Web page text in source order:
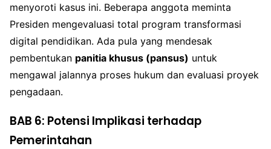
menyoroti kasus ini. Beberapa anggota meminta
Presiden mengevaluasi total program transformasi
digital pendidikan. Ada pula yang mendesak
pembentukan panitia khusus (pansus) untuk
mengawal jalannya proses hukum dan evaluasi proyek
pengadaan.
BAB 6: Potensi Implikasi terhadap
Pemerintahan